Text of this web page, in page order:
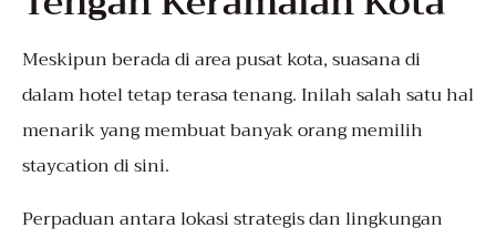
Meskipun berada di area pusat kota, suasana di
dalam hotel tetap terasa tenang. Inilah salah satu hal
menarik yang membuat banyak orang memilih
staycation di sini.
Perpaduan antara lokasi strategis dan lingkungan